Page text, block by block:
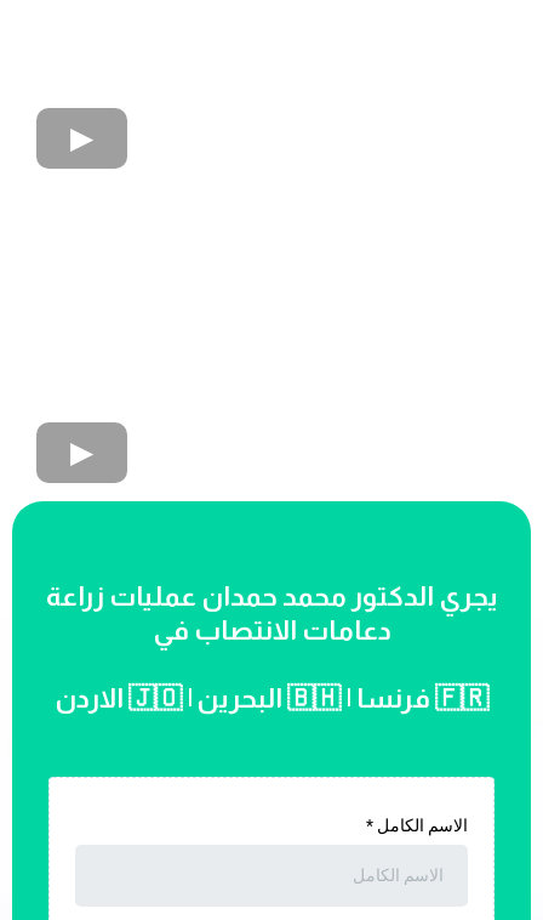
يجري الدكتور محمد حمدان عمليات زراعة
دعامات الانتصاب في
الاردن 🇯🇴 | البحرين 🇧🇭 | فرنسا 🇫🇷
الاسم الكامل *